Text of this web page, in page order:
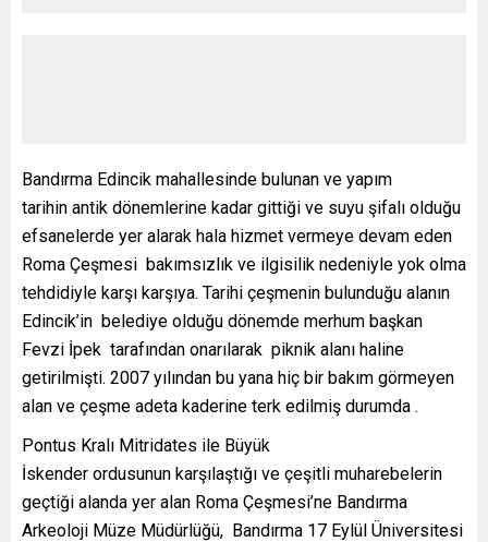
Bandırma Edincik mahallesinde bulunan ve yapım
tarihin antik dönemlerine kadar gittiği ve suyu şifalı olduğu
efsanelerde yer alarak hala hizmet vermeye devam eden
Roma Çeşmesi bakımsızlık ve ilgisilik nedeniyle yok olma
tehdidiyle karşı karşıya. Tarihi çeşmenin bulunduğu alanın
Edincik’in belediye olduğu dönemde merhum başkan
Fevzi İpek tarafından onarılarak piknik alanı haline
getirilmişti. 2007 yılından bu yana hiç bir bakım görmeyen
alan ve çeşme adeta kaderine terk edilmiş durumda .
Pontus Kralı Mitridates ile Büyük
İskender ordusunun karşılaştığı ve çeşitli muharebelerin
geçtiği alanda yer alan Roma Çeşmesi’ne Bandırma
Arkeoloji Müze Müdürlüğü, Bandırma 17 Eylül Üniversitesi